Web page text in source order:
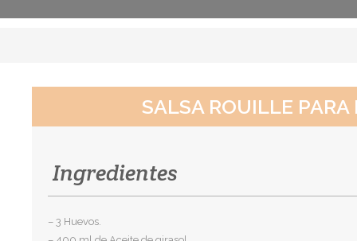
SALSA ROUILLE
Ingredientes
– 3 Huevos.